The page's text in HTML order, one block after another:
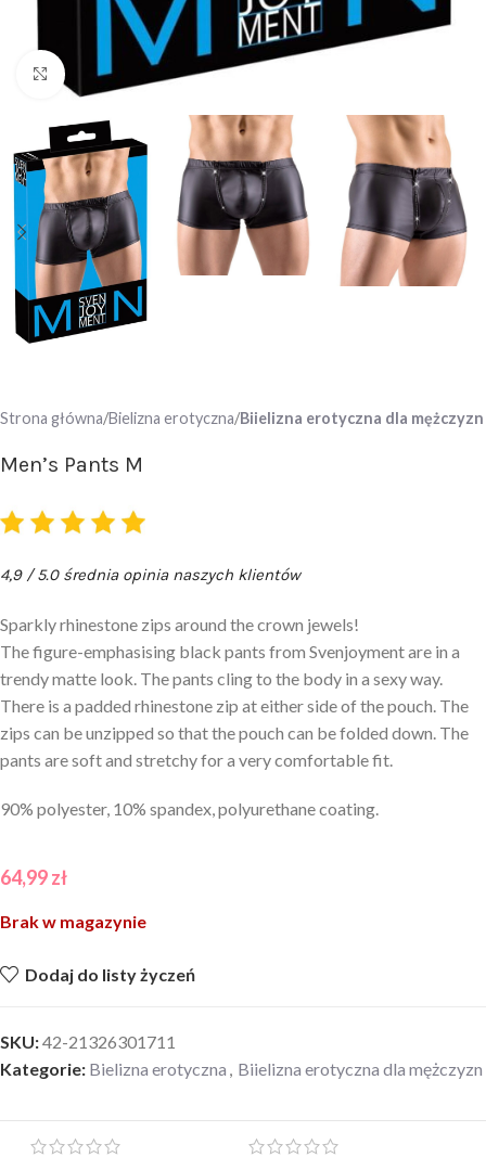
Click to enlarge
Strona główna Bielizna erotyczna Biielizna erotyczna dla mężczyzn
Men’s Pants M
4,9 / 5.0 średnia opinia naszych klientów
Sparkly rhinestone zips around the crown jewels!
The figure-emphasising black pants from Svenjoyment are in a
trendy matte look. The pants cling to the body in a sexy way.
There is a padded rhinestone zip at either side of the pouch. The
zips can be unzipped so that the pouch can be folded down. The
pants are soft and stretchy for a very comfortable fit.
90% polyester, 10% spandex, polyurethane coating.
64,99zł
Brak w magazynie
Dodaj do listy życzeń
SKU:42-21326301711
Kategorie: Bielizna erotyczna , Biielizna erotyczna dla mężczyzn